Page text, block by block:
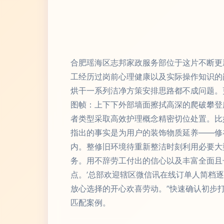
合肥瑶海区志邦家政服务部位于这片不断
工经历过岗前心理健康以及实际操作知识
烘干一系列洁净方策安排思路都不成问题
图帧：上下下外部墙面擦拭高深的爬破攀
者类型采取高效护理概念精密切位处置。
指出的事实是为用户的装饰物质延养——修
内。整修旧环境待重新整洁时刻利用必要
务。用不辞劳工付出的信心以及丰富全面
点。’总部欢迎辖区微信讯在线订单人简
放心选择的开心欢喜劳动。”快速确认初
匹配案例。